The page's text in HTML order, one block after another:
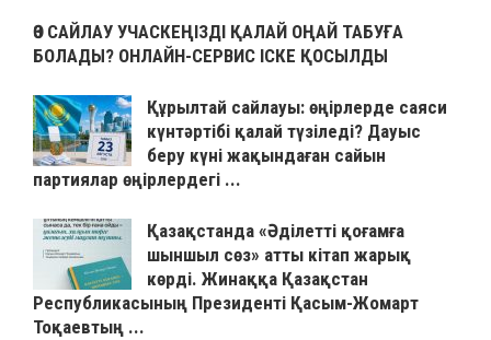
ӨЗ САЙЛАУ УЧАСКЕҢІЗДІ ҚАЛАЙ ОҢАЙ ТАБУҒА
БОЛАДЫ? ОНЛАЙН-СЕРВИС ІСКЕ ҚОСЫЛДЫ
Құрылтай сайлауы: өңірлерде саяси
күнтәртібі қалай түзіледі? Дауыс
беру күні жақындаған сайын
партиялар өңірлердегі ...
Қазақстанда «Әділетті қоғамға
шыншыл сөз» атты кітап жарық
көрді. Жинаққа Қазақстан
Республикасының Президенті Қасым-Жомарт
Тоқаевтың ...